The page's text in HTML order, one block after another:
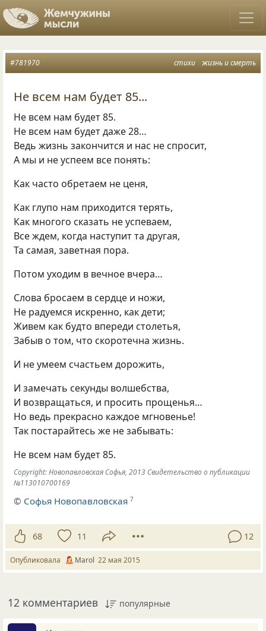
стихи жизнь и смерть
#781970
Не всем нам будет 85...
Не всем нам будет 85.
Не всем нам будет даже 28…
Ведь жизнь закончится и нас не спросит,
А мы и не успеем все понять:
Как часто обретаем не ценя,
Как глупо нам приходится терять,
Как многого сказать не успеваем,
Все ждем, когда наступит та другая,
Та самая, заветная пора.
Потом уходим в вечное вчера…
Слова бросаем в сердце и ножи,
Не радуемся искренно, как дети;
Живем как будто впереди столетья,
Забыв о том, что скоротечна жизнь.
И не умеем счастьем дорожить,
И замечать секунды волшебства,
И возвращаться, и просить прощенья…
Но ведь прекрасно каждое мгновенье!
Так постарайтесь же не забывать:
Не всем нам будет 85.
Copyright: Новопавловская Софья, 2013 Свидетельство о публикации
№113010700169
© Софья Новопавловская 7
68 11 12
Опубликовала Маrol 22 мая 2015
12 комментариев популярные